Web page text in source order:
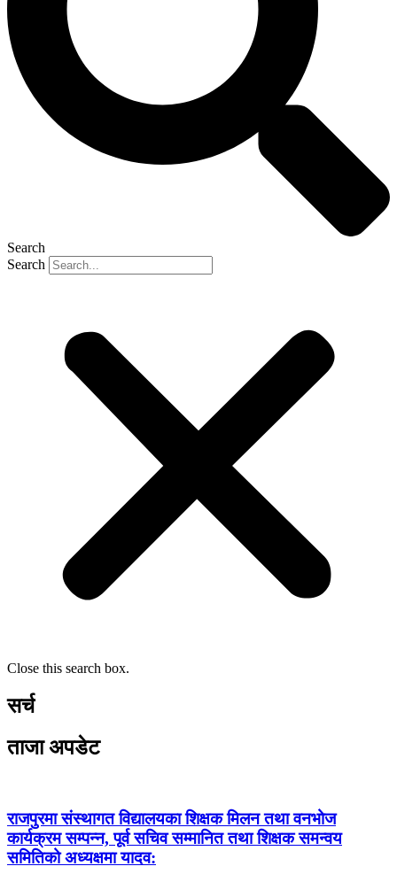
Search
Search
Close this search box.
सर्च
ताजा अपडेट
राजपुरमा संस्थागत विद्यालयका शिक्षक मिलन तथा वनभोज
कार्यक्रम सम्पन्न, पूर्व सचिव सम्मानित तथा शिक्षक समन्वय
समितिको अध्यक्षमा यादव: